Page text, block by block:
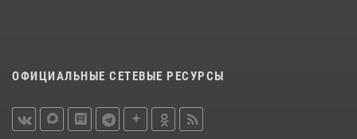
ОФИЦИАЛЬНЫЕ СЕТЕВЫЕ РЕСУРСЫ